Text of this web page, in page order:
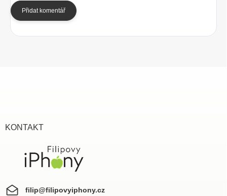
Přidat komentář
KONTAKT
filip@filipovyiphony.cz